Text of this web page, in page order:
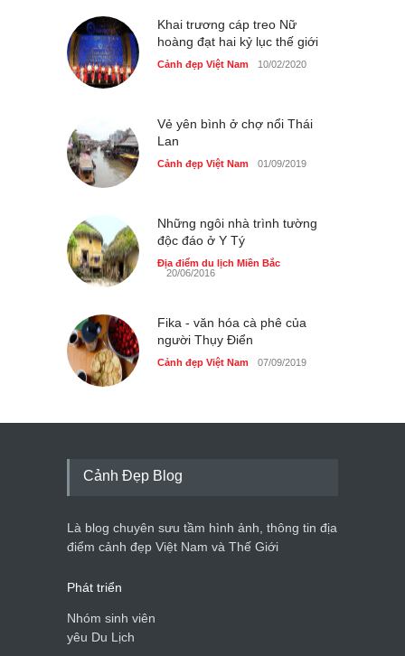
Khai trương cáp treo Nữ
hoàng đạt hai kỷ lục thế giới
Cảnh đẹp Việt Nam 10/02/2020
Vẻ yên bình ở chợ nổi Thái
Lan
Cảnh đẹp Việt Nam 01/09/2019
Những ngôi nhà trình tường
độc đáo ở Y Tý
Địa điểm du lịch Miền Bắc
20/06/2016
Fika - văn hóa cà phê của
người Thụy Điển
Cảnh đẹp Việt Nam 07/09/2019
Cảnh Đẹp Blog
Là blog chuyên sưu tầm hình ảnh, thông tin địa
điểm cảnh đẹp Việt Nam và Thế Giới
Phát triển
Nhóm sinh viên
yêu Du Lịch